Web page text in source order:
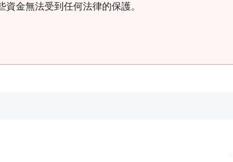
金無法受到任何法律的保護。